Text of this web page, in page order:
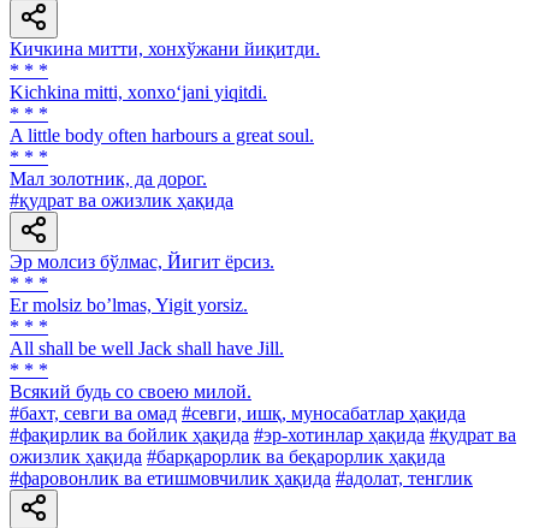
Кичкина митти, хонхўжани йиқитди.
* * *
Kichkina mitti, xonxo‘jani yiqitdi.
* * *
A little body often harbours a great soul.
* * *
Мал золотник, да дорог.
#қудрат ва ожизлик ҳақида
Эр молсиз бўлмас, Йигит ёрсиз.
* * *
Er molsiz boʼlmas, Yigit yorsiz.
* * *
All shall be well Jack shall have Jill.
* * *
Всякий будь со своею милой.
#бахт, севги ва омад #севги, ишқ, муносабатлар ҳақида
#фақирлик ва бойлик ҳақида #эр-хотинлар ҳақида #қудрат ва
ожизлик ҳақида #барқарорлик ва беқарорлик ҳақида
#фаровонлик ва етишмовчилик ҳақида #адолат, тенглик